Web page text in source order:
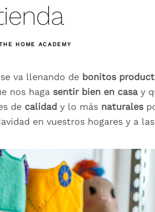
HOME ACADEMY
va llenando de bonitos
nos haga sentir bien en casay
de calidad y lo más naturales
en vuestros hogares y a